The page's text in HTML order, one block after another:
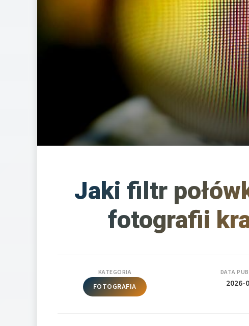
Jaki filtr
fotografii
KATEGORIA
FOTOGRAFIA
DATA
2026-